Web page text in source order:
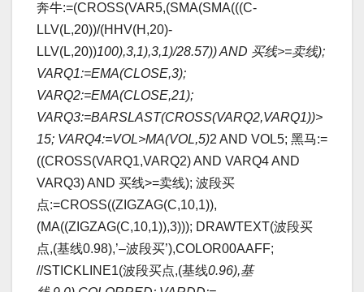
奔牛:=(CROSS(VAR5,(SMA(SMA(((C-
LLV(L,20))/(HHV(H,20)-
LLV(L,20))100),3,1),3,1)/28.57)) AND 买线>=卖线);
VARQ1:=EMA(CLOSE,3);
VARQ2:=EMA(CLOSE,21);
VARQ3:=BARSLAST(CROSS(VARQ2,VARQ1))>
15; VARQ4:=VOL>MA(VOL,5)2 AND VOL5; 黑马:=
((CROSS(VARQ1,VARQ2) AND VARQ4 AND
VARQ3) AND 买线>=卖线); 波段买
点:=CROSS((ZIGZAG(C,10,1)),
(MA((ZIGZAG(C,10,1)),3))); DRAWTEXT(波段买
点,(基线0.98),’–波段买’),COLOR00AAFF;
//STICKLINE1(波段买点,(基线0.96),基